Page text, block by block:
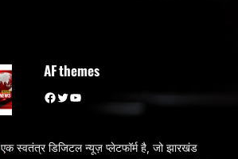
AF themes
Facebook Twitter YouTube
एक स्वतंत्र डिजिटल न्यूज़ प्लेटफॉर्म है, जो झारखंड